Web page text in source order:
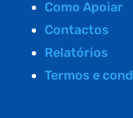
Como Apoiar
Contactos
Relatórios
Termos e